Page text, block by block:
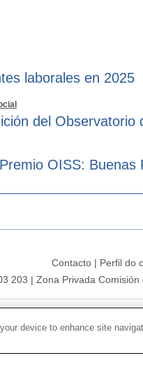
laborales en 2025
del
OISS: Buenas
Contacto | Perfil do
203 | Zona Privada
device to enhance site